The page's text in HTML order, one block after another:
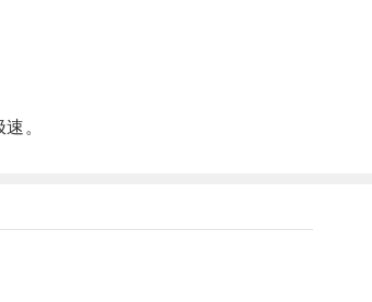
。